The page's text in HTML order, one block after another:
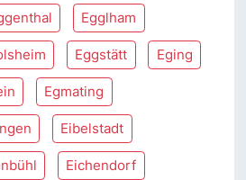
Egglham
Eggstätt Eging
Egmating
Eibelstadt
Eichendorf